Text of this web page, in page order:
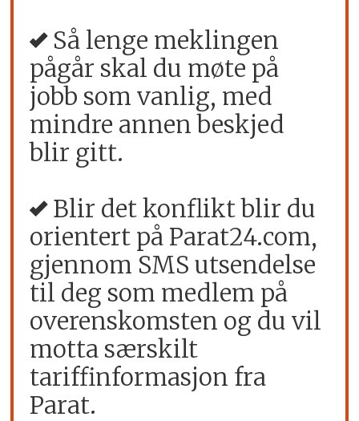
Så lenge meklingen
pågår skal du møte på
jobb som vanlig, med
mindre annen beskjed
blir gitt.
Blir det konflikt blir du
orientert på Parat24.com,
gjennom SMS utsendelse
til deg som medlem på
overenskomsten og du vil
motta særskilt
tariffinformasjon fra
Parat.